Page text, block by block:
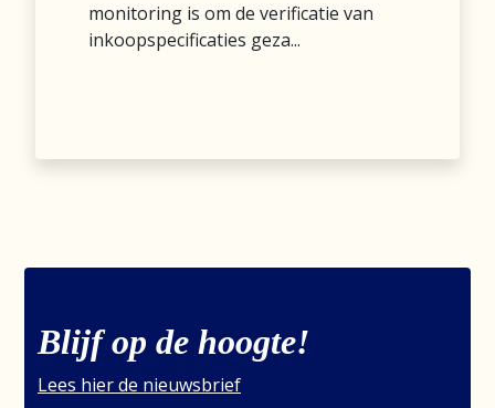
monitoring is om de verificatie van
inkoopspecificaties geza...
Blijf op de hoogte!
Lees hier de nieuwsbrief